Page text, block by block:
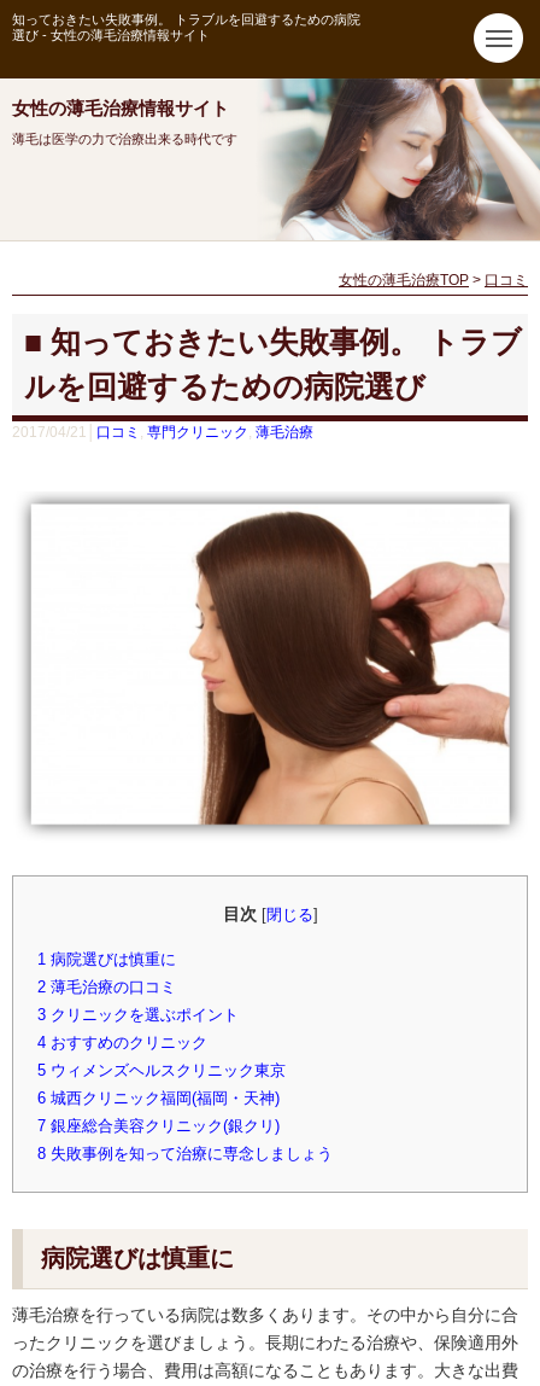
知っておきたい失敗事例。 トラブルを回避するための病院
選び - 女性の薄毛治療情報サイト
女性の薄毛治療情報サイト
薄毛は医学の力で治療出来る時代です
女性の薄毛治療TOP > 口コミ
知っておきたい失敗事例。 トラブ
ルを回避するための病院選び
2017/04/21│ 口コミ , 専門クリニック , 薄毛治療
目次 [閉じる]
1 病院選びは慎重に
2 薄毛治療の口コミ
3 クリニックを選ぶポイント
4 おすすめのクリニック
5 ウィメンズヘルスクリニック東京
6 城西クリニック福岡(福岡・天神)
7 銀座総合美容クリニック(銀クリ)
8 失敗事例を知って治療に専念しましょう
病院選びは慎重に
薄毛治療を行っている病院は数多くあります。その中から自分に合
ったクリニックを選びましょう。長期にわたる治療や、保険適用外
の治療を行う場合、費用は高額になることもあります。大きな出費